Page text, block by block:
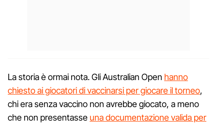
La storia è ormai nota. Gli Australian Open hanno
chiesto ai giocatori di vaccinarsi per giocare il torneo,
chi era senza vaccino non avrebbe giocato, a meno
che non presentasse una documentazione valida per